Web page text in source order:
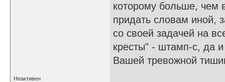
которому больше, чем
придать словам иной,
со своей задачей на
кресты" - штамп-с, да
Вашей тревожной
Неактивен